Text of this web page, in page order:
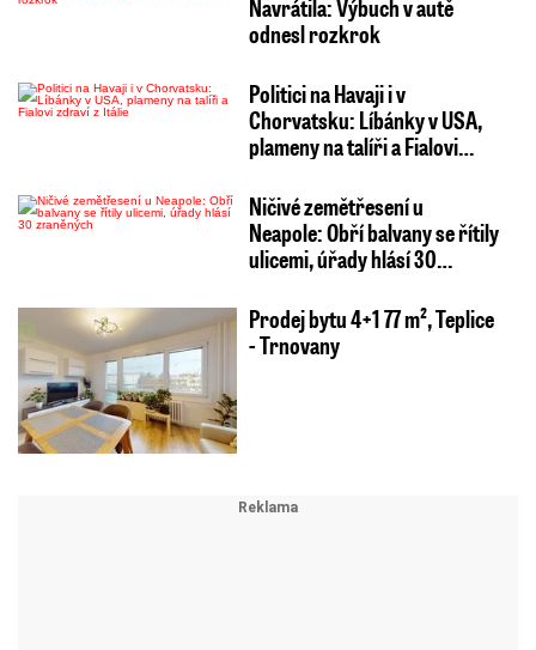
Navrátila: Výbuch v autě
odnesl rozkrok
Politici na Havaji i v
Chorvatsku: Líbánky v USA,
plameny na talíři a Fialovi…
Ničivé zemětřesení u
Neapole: Obří balvany se řítily
ulicemi, úřady hlásí 30…
Prodej bytu 4+1 77 m², Teplice
- Trnovany